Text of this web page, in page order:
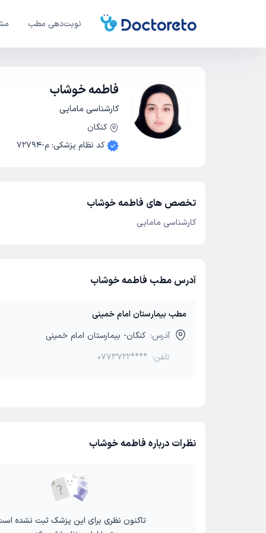
نوبت‌دهی مطب
فاطمه خوشاب
کارشناسی مامایی
کنگان
کد نظام پزشکی:م-72794
تخصص های فاطمه خوشاب
کارشناسی مامایی
آدرس مطب فاطمه خوشاب
مطب بیمارستان امام خمینی
آدرس: کنگان- بیمارستان امام خمینی
تلفن: 0773722****
نظرات درباره فاطمه خوشاب
تاکنون نظری برای این پزشک ثبت نشده